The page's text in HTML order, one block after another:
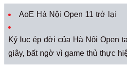
AoE Hà Nội Open 11 trở lại
Kỷ lục ép đời của Hà Nội Open
giây, bất ngờ vì game thủ thực